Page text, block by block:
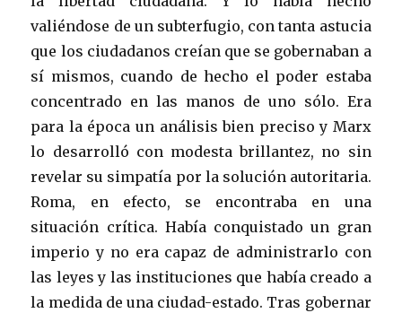
valiéndose de un subterfugio, con tanta astucia
que los ciudadanos creían que se gobernaban a
sí mismos, cuando de hecho el poder estaba
concentrado en las manos de uno sólo. Era
para la época un análisis bien preciso y Marx
lo desarrolló con modesta brillantez, no sin
revelar su simpatía por la solución autoritaria.
Roma, en efecto, se encontraba en una
situación crítica. Había conquistado un gran
imperio y no era capaz de administrarlo con
las leyes y las instituciones que había creado a
la medida de una ciudad-estado. Tras gobernar